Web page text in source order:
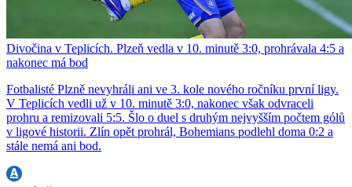
Divočina v Teplicích. Plzeň vedla v 10. minutě 3:0, prohrávala 4:5 a
nakonec má bod
Fotbalisté Plzně nevyhráli ani ve 3. kole nového ročníku první ligy.
V Teplicích vedli už v 10. minutě 3:0, nakonec však odvraceli
prohru a remizovali 5:5. Šlo o duel s druhým nejvyšším počtem gólů
v ligové historii. Zlín opět prohrál, Bohemians podlehl doma 0:2 a
stále nemá ani bod.